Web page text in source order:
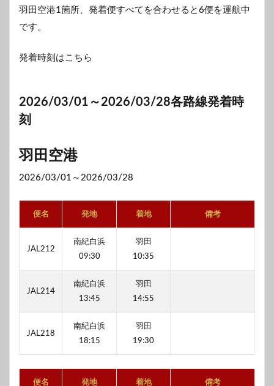
羽田空港1箇所、発着便すべてを合わせると6便を運航中
です。
発着時刻はこちら
2026/03/01～2026/03/28各路線発着時
刻
羽田空港
2026/03/01～2026/03/28
便名 発地 着地 備考
JAL212
南紀白浜
09:30
羽田
10:35
JAL214
南紀白浜
13:45
羽田
14:55
JAL218
南紀白浜
18:15
羽田
19:30
便名 発地 着地 備考